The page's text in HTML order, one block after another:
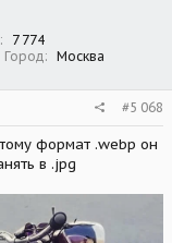
7 774
Город
Москва
#5 068
формат .webp он
в .jpg